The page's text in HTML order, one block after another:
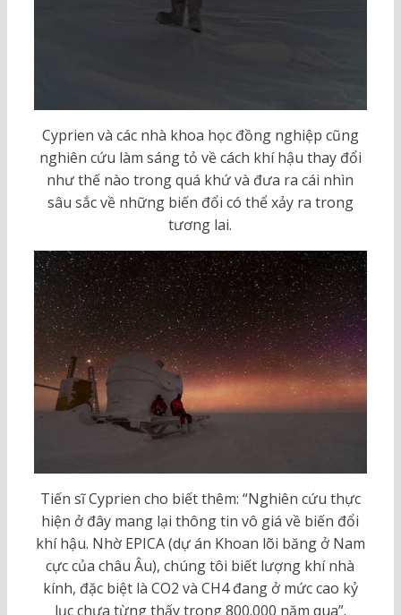
Cyprien và các nhà khoa học đồng nghiệp cũng
nghiên cứu làm sáng tỏ về cách khí hậu thay đổi
như thế nào trong quá khứ và đưa ra cái nhìn
sâu sắc về những biến đổi có thể xảy ra trong
tương lai.
Tiến sĩ Cyprien cho biết thêm: “Nghiên cứu thực
hiện ở đây mang lại thông tin vô giá về biến đổi
khí hậu. Nhờ EPICA (dự án Khoan lõi băng ở Nam
cực của châu Âu), chúng tôi biết lượng khí nhà
kính, đặc biệt là CO2 và CH4 đang ở mức cao kỷ
lục chưa từng thấy trong 800.000 năm qua”.